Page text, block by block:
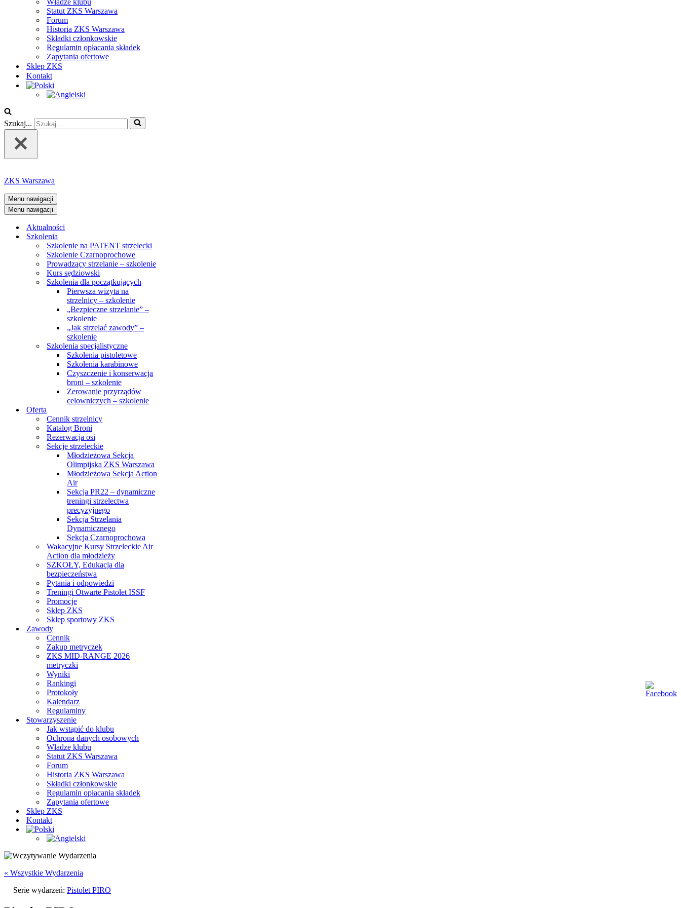
Władze klubu
Statut ZKS Warszawa
Forum
Historia ZKS Warszawa
Składki członkowskie
Regulamin opłacania składek
Zapytania ofertowe
Sklep ZKS
Kontakt
Szukaj...
ZKS Warszawa
Menu nawigacji
Menu nawigacji
Aktualności
Szkolenia
Szkolenie na PATENT strzelecki
Szkolenie Czarnoprochowe
Prowadzący strzelanie – szkolenie
Kurs sędziowski
Szkolenia dla początkujących
Pierwsza wizyta na
strzelnicy – szkolenie
„Bezpieczne strzelanie” –
szkolenie
„Jak strzelać zawody” –
szkolenie
Szkolenia specjalistyczne
Szkolenia pistoletowe
Szkolenia karabinowe
Czyszczenie i konserwacja
broni – szkolenie
Zerowanie przyrządów
celowniczych – szkolenie
Oferta
Cennik strzelnicy
Katalog Broni
Rezerwacja osi
Sekcje strzeleckie
Młodzieżowa Sekcja
Olimpijska ZKS Warszawa
Młodzieżowa Sekcja Action
Air
Sekcja PR22 – dynamiczne
treningi strzelectwa
precyzyjnego
Sekcja Strzelania
Dynamicznego
Sekcja Czarnoprochowa
Wakacyjne Kursy Strzeleckie Air
Action dla młodzieży
SZKOŁY, Edukacja dla
bezpieczeństwa
Pytania i odpowiedzi
Treningi Otwarte Pistolet ISSF
Promocje
Sklep ZKS
Sklep sportowy ZKS
Zawody
Cennik
Zakup metryczek
ZKS MID-RANGE 2026
metryczki
Wyniki
Rankingi
Protokoły
Kalendarz
Regulaminy
Stowarzyszenie
Jak wstąpić do klubu
Ochrona danych osobowych
Władze klubu
Statut ZKS Warszawa
Forum
Historia ZKS Warszawa
Składki członkowskie
Regulamin opłacania składek
Zapytania ofertowe
Sklep ZKS
Kontakt
« Wszystkie Wydarzenia
Serie wydarzeń: Pistolet PIRO